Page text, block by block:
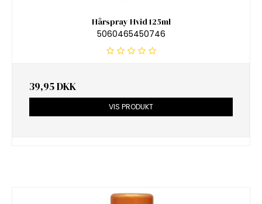
Hårspray Hvid 125ml
5060465450746
39,95 DKK
VIS PRODUKT